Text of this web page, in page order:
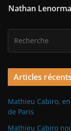
Nathan
Articles récents
Mathieu Cabiro,
de Paris
Mathieu Cabiro